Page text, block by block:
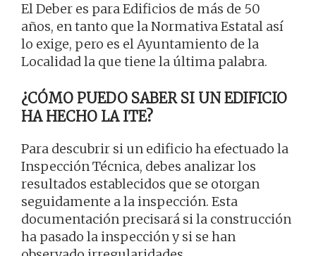
El Deber es para Edificios de más de 50
años, en tanto que la Normativa Estatal así
lo exige, pero es el Ayuntamiento de la
Localidad la que tiene la última palabra.
¿CÓMO PUEDO SABER SI UN EDIFICIO
HA HECHO LA ITE?
Para descubrir si un edificio ha efectuado la
Inspección Técnica, debes analizar los
resultados establecidos que se otorgan
seguidamente a la inspección. Esta
documentación precisará si la construcción
ha pasado la inspección y si se han